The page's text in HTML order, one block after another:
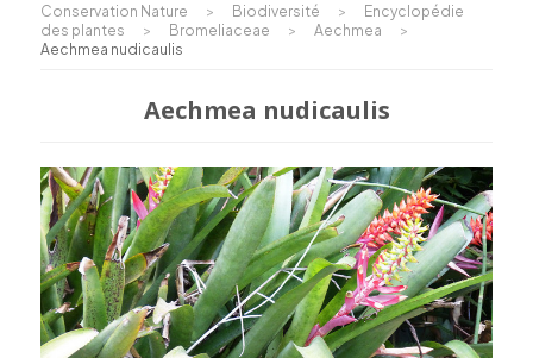
Conservation Nature > Biodiversité >
Encyclopédie
des plantes
> Bromeliaceae > Aechmea
>
Aechmea nudicaulis
Aechmea nudicaulis